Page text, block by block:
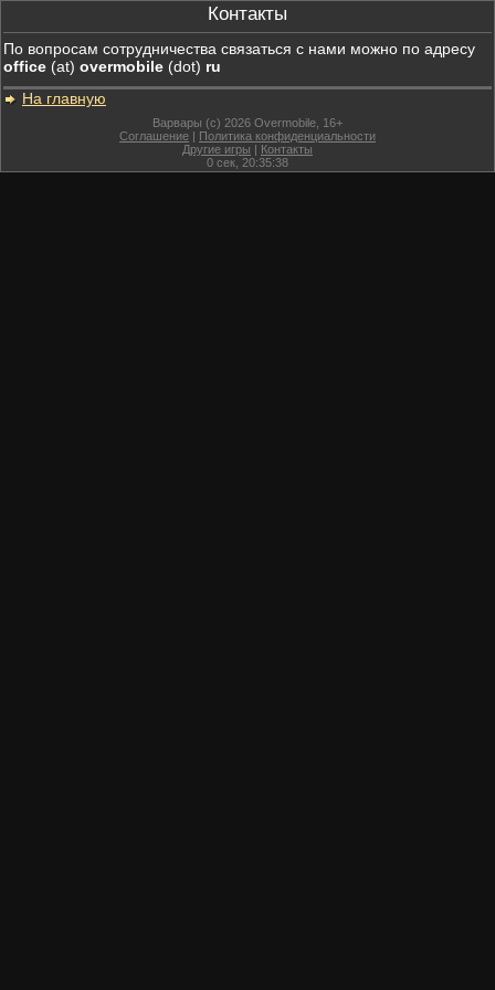
Контакты
По вопросам сотрудничества связаться с нами можно по адресу
office (at) overmobile (dot) ru
На главную
Варвары (c) 2026 Overmobile, 16+
Соглашение | Политика конфиденциальности
Другие игры | Контакты
0 сек, 20:35:38